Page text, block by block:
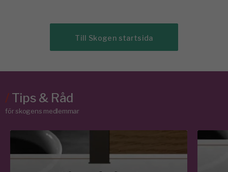
Till Skogen startsida
/Tips & Råd
för skogens medlemmar